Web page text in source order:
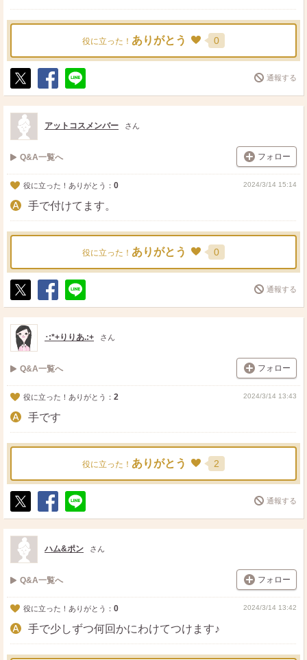
役に立った！ ありがとう 0
ポ
ス
ト
シ
ェ
送
る
通報する
アットコスメンバー さん
Q&A一覧へ フォロー
役に立った！ありがとう： 0 2024/3/14 15:14
手で付けてます。
役に立った！ ありがとう 0
ポ
ス
ト
シ
ェ
送
る
通報する
･:*+りりあ.:+ さん
Q&A一覧へ フォロー
役に立った！ありがとう： 2 2024/3/14 13:43
手です
役に立った！ ありがとう 2
ポ
ス
ト
シ
ェ
送
る
通報する
ハム&ポン さん
Q&A一覧へ フォロー
役に立った！ありがとう： 0 2024/3/14 13:42
手で少しずつ何回かにわけてつけます♪